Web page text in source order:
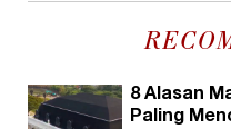
8 Alasan
Paling